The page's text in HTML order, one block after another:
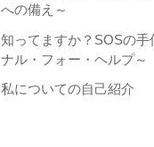
への備え～
知ってますか？SOSの手
ナル・フォー・ヘルプ～
私についての自己紹介